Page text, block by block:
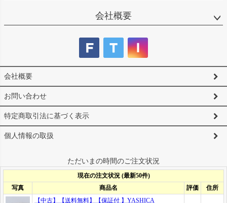
会社概要
会社概要
お問い合わせ
特定商取引法に基づく表示
個人情報の取扱
ただいまの時間のご注文状況